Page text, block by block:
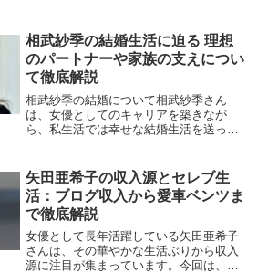
相武紗季の結婚生活に迫る 理想
のパートナーや家族の支えについ
て徹底解説
相武紗季の結婚について相武紗季さん
は、女優としてのキャリアを築きなが
ら、私生活では幸せな結婚生活を送って
係や結婚後の生活について知りたい方も
多いでしょう。今回は、相武紗...
矢田亜希子の収入源とセレブ生
活：ブログ収入から愛車ベンツま
で徹底解説
女優として長年活躍している矢田亜希子
さんは、その華やかな生活ぶりから収入
源に注目が集まっています。今回は、彼